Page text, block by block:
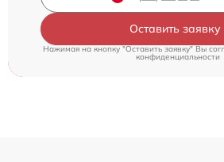
Оставить заявку
Нажимая на кнопку "Оставить заявку" Вы
конфиденциальности